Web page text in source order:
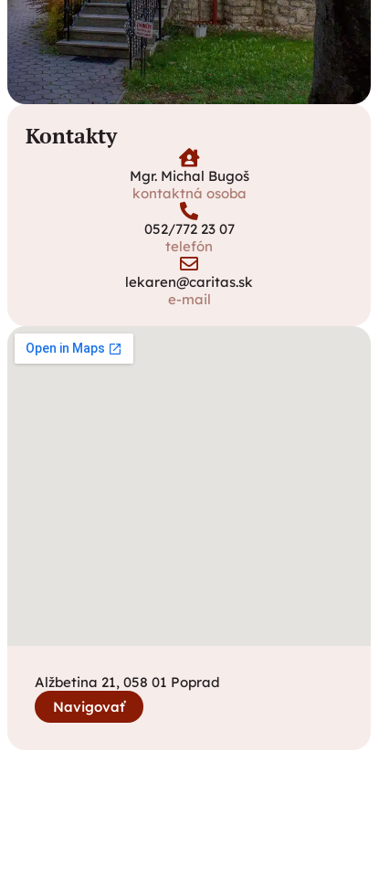
Kontakty
Mgr. Michal Bugoš
kontaktná osoba
052/772 23 07
telefón
lekaren@caritas.sk
e-mail
Alžbetina 21, 058 01 Poprad
Navigovať